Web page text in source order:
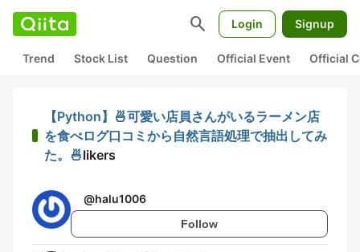
search Login Signup
Trend Stock List Question Official Event Official
【Python】🍜可愛い店員さんがいるラーメン店
を食べログ口コミから自然言語処理で抽出してみ
た。🍜likers
@halu1006
Follow